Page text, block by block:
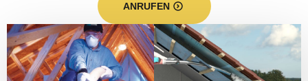
ANRUFEN